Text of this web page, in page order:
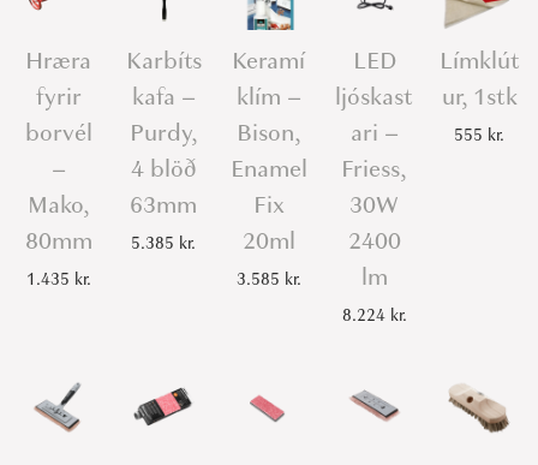
Hræra
fyrir
borvél
–
Mako,
80mm
1.435 kr.
Karbíts
kafa –
Purdy,
4 blöð
63mm
5.385 kr.
Keramí
klím –
Bison,
Enamel
Fix
20ml
3.585 kr.
LED
ljóskast
ari –
Friess,
30W
2400
lm
8.224 kr.
Límklút
ur, 1stk
555 kr.